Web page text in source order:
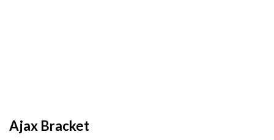
Ajax Bracket